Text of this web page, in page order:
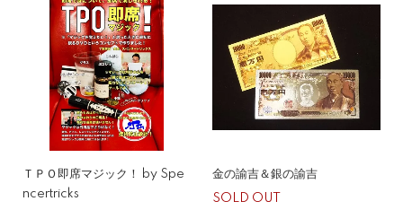
ＴＰＯ即席マジック！ by Spe
ncertricks
金の諭吉＆銀の諭吉
SOLD OUT